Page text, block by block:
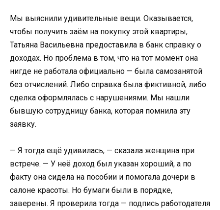
Мы выяснили удивительные вещи. Оказывается,
чтобы получить заём на покупку этой квартиры,
Татьяна Васильевна предоставила в банк справку о
доходах. Но проблема в том, что на тот момент она
нигде не работала официально — была самозанятой
без отчислений. Либо справка была фиктивной, либо
сделка оформлялась с нарушениями. Мы нашли
бывшую сотрудницу банка, которая помнила эту
заявку.
— Я тогда ещё удивилась, — сказала женщина при
встрече. — У неё доход был указан хороший, а по
факту она сидела на пособии и помогала дочери в
салоне красоты. Но бумаги были в порядке,
заверены. Я проверила тогда — подпись работодателя